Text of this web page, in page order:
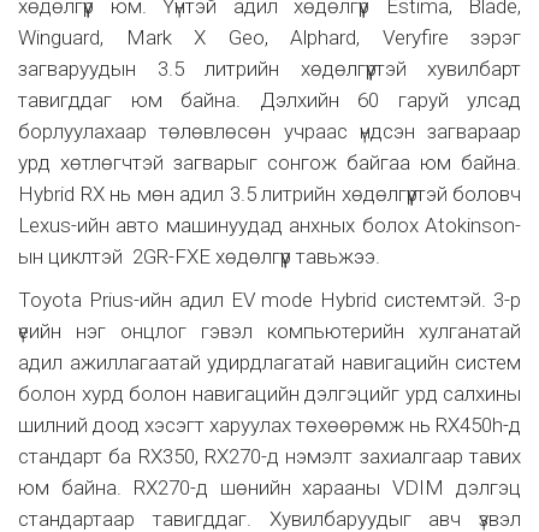
хөдөлгүүр юм. Үүнтэй адил хөдөлгүүр Estima, Blade,
Winguard, Mark X Geo, Alphard, Veryfire зэрэг
загваруудын 3.5 литрийн хөдөлгүүртэй хувилбарт
тавигддаг юм байна. Дэлхийн 60 гаруй улсад
борлуулахаар төлөвлөсөн учраас үндсэн загвараар
урд хөтлөгчтэй загварыг сонгож байгаа юм байна.
Hybrid RX нь мөн адил 3.5 литрийн хөдөлгүүртэй боловч
Lexus-ийн авто машинуудад анхных болох Atokinson-
ын циклтэй 2GR-FXE хөдөлгүүр тавьжээ.
Toyota Prius-ийн адил EV mode Hybrid системтэй. 3-р
үеийн нэг онцлог гэвэл компьютерийн хулганатай
адил ажиллагаатай удирдлагатай навигацийн систем
болон хурд болон навигацийн дэлгэцийг урд салхины
шилний доод хэсэгт харуулах төхөөрөмж нь RX450h-д
стандарт ба RX350, RX270-д нэмэлт захиалгаар тавих
юм байна. RX270-д шөнийн харааны VDIM дэлгэц
стандартаар тавигддаг. Хувилбаруудыг авч үзвэл